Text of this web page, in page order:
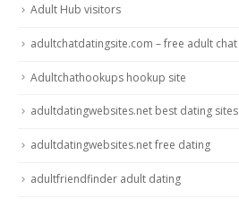
Adult Hub visitors
adultchatdatingsite.com – free adult chat
Adultchathookups hookup site
adultdatingwebsites.net best dating sites
adultdatingwebsites.net free dating
adultfriendfinder adult dating